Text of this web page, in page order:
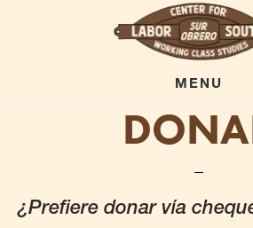
MENU
¿Prefiere donar vía